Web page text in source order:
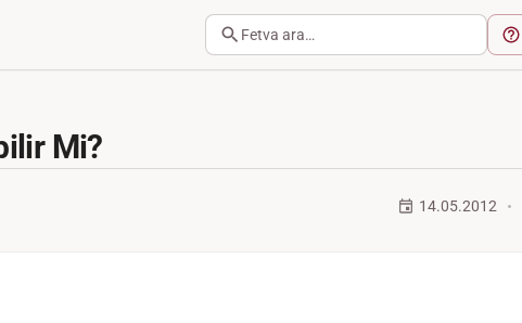
Fetva ara…
Mi?
14.05.2012